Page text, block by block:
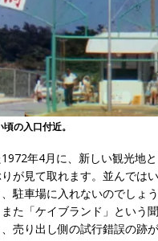
の入口付近。
年4月に、新しい観光地
が見て取れます。並んでは
駐車場に入れないのでしょ
た「ケイブランド」という
売り出し側の試行錯誤の跡が